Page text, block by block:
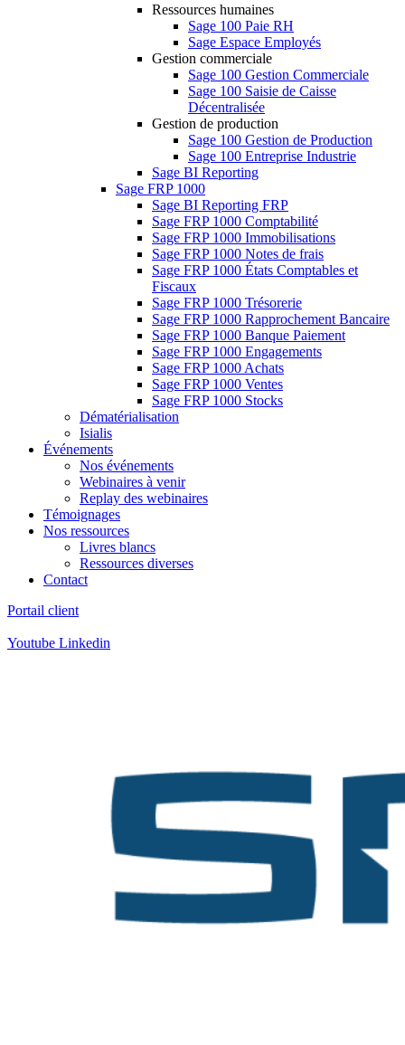
Ressources humaines
Sage 100 Paie RH
Sage Espace Employés
Gestion commerciale
Sage 100 Gestion Commerciale
Sage 100 Saisie de Caisse
Décentralisée
Gestion de production
Sage 100 Gestion de Production
Sage 100 Entreprise Industrie
Sage BI Reporting
Sage FRP 1000
Sage BI Reporting FRP
Sage FRP 1000 Comptabilité
Sage FRP 1000 Immobilisations
Sage FRP 1000 Notes de frais
Sage FRP 1000 États Comptables et
Fiscaux
Sage FRP 1000 Trésorerie
Sage FRP 1000 Rapprochement Bancaire
Sage FRP 1000 Banque Paiement
Sage FRP 1000 Engagements
Sage FRP 1000 Achats
Sage FRP 1000 Ventes
Sage FRP 1000 Stocks
Dématérialisation
Isialis
Événements
Nos événements
Webinaires à venir
Replay des webinaires
Témoignages
Nos ressources
Livres blancs
Ressources diverses
Contact
Portail client
Youtube Linkedin